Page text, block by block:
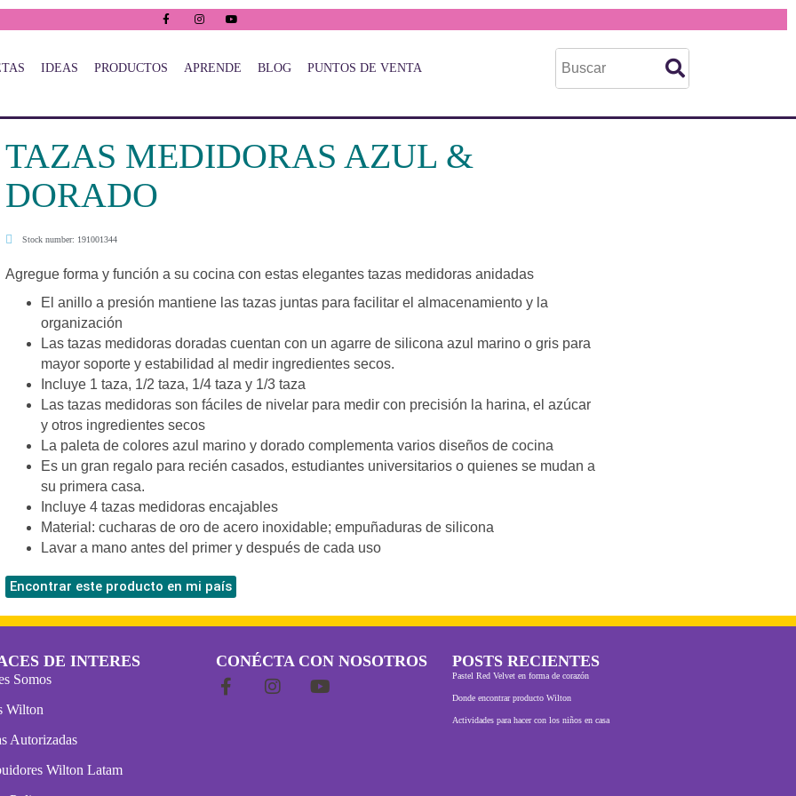
IDEAS PRODUCTOS APRENDE BLOG PUNTOS DE VENTA
TAZAS MEDIDORAS AZUL &
DORADO
Stock number: 191001344
Agregue forma y función a su cocina con estas elegantes tazas medidoras anidadas
El anillo a presión mantiene las tazas juntas para facilitar el almacenamiento y la
organización
Las tazas medidoras doradas cuentan con un agarre de silicona azul marino o gris para
mayor soporte y estabilidad al medir ingredientes secos.
Incluye 1 taza, 1/2 taza, 1/4 taza y 1/3 taza
Las tazas medidoras son fáciles de nivelar para medir con precisión la harina, el azúcar
y otros ingredientes secos
La paleta de colores azul marino y dorado complementa varios diseños de cocina
Es un gran regalo para recién casados, estudiantes universitarios o quienes se mudan a
su primera casa.
Incluye 4 tazas medidoras encajables
Material: cucharas de oro de acero inoxidable; empuñaduras de silicona
Lavar a mano antes del primer y después de cada uso
Encontrar este producto en mi país
DE INTERES
Somos
Wilton
Autorizadas
Wilton Latam
CONÉCTA CON NOSOTROS POSTS RECIENTES
Pastel Red Velvet en forma de corazón
Donde encontrar producto Wilton
Actividades para hacer con los niños en casa